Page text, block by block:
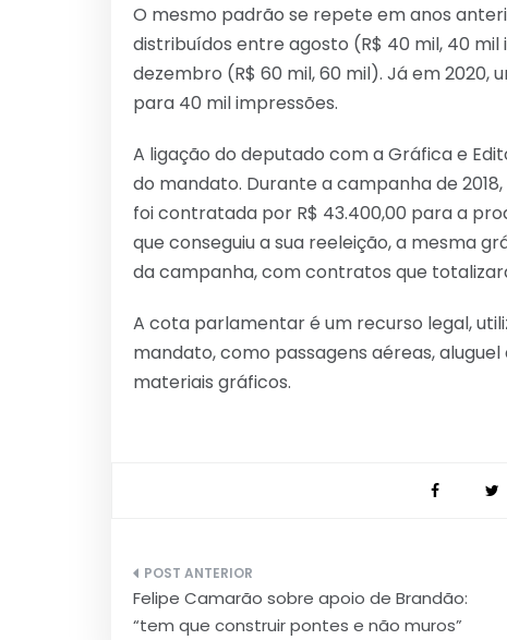
O mesmo padrão se repete em anos
distribuídos entre agosto (R$ 40 mil, 40
dezembro (R$ 60 mil, 60 mil). Já em 2020,
para 40 mil impressões.
A ligação do deputado com a Gráfica e
do mandato. Durante a campanha de
foi contratada por R$ 43.400,00 para a
que conseguiu a sua reeleição, a mesma
da campanha, com contratos que
A cota parlamentar é um recurso legal,
mandato, como passagens aéreas,
materiais gráficos.
Navegação
de
Felipe Camarão sobre apoio de Brandão:
“tem que construir pontes e não muros”